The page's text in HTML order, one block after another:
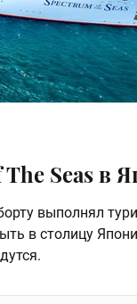
Seas в
выполнял
в столицу